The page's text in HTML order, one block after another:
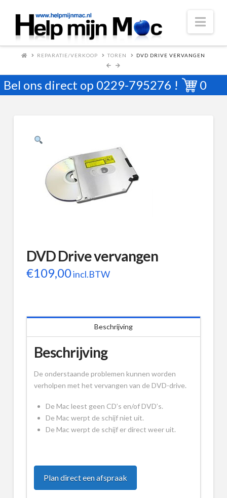
REPARATIE/VERKOOP TOREN DVD DRIVE VERVANGEN
Bel ons direct op 0229-795276 ! 0
DVD Drive vervangen
€109,00incl.BTW
Beschrijving
Beschrijving
De onderstaande problemen kunnen worden
verholpen met het vervangen van de DVD-drive.
De Mac leest geen CD’s en/of DVD’s.
De Mac werpt de schijf niet uit.
De Mac werpt de schijf er direct weer uit.
Plan direct een afspraak